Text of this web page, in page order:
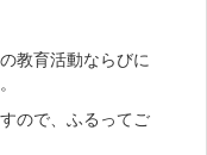
教育活動ならびに
ので、ふるってご